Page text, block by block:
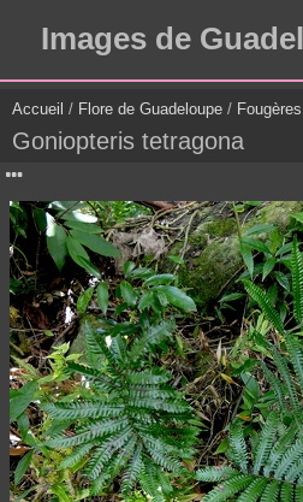
Images de
Accueil / Flore de Guadeloupe / Fougères
Goniopteris tetragona